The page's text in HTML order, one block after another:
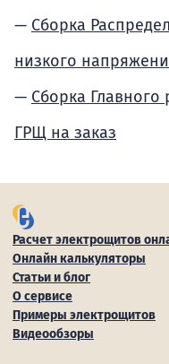
Сборка
низкого
Сборка Главного
ГРЩ на заказ
Расчет электрощитов
Онлайн калькуляторы
Статьи и блог
О сервисе
Примеры электрощитов
Видеообзоры